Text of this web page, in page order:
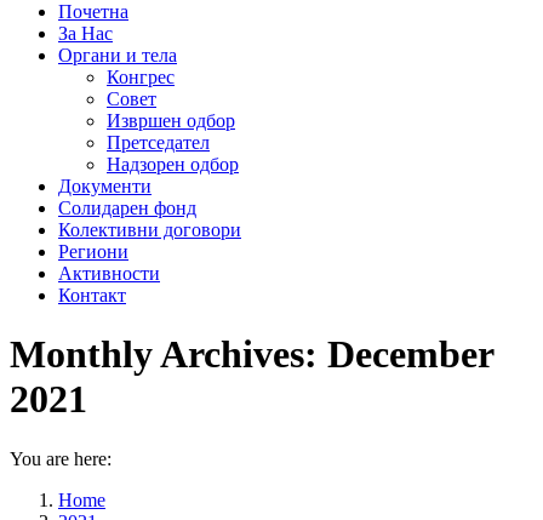
Почетна
За Нас
Органи и тела
Конгрес
Совет
Извршен одбор
Претседател
Надзорен одбор
Документи
Солидарен фонд
Колективни договори
Региони
Активности
Контакт
Monthly Archives: December
2021
You are here:
Home